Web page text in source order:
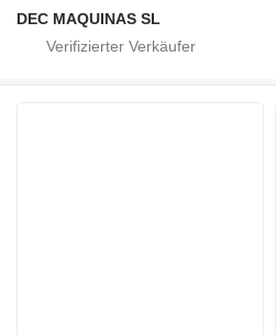
DEC MAQUINAS SL